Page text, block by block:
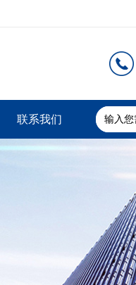
联系我们